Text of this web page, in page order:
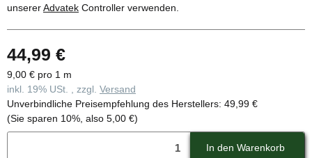
unsererAdvatek Controller verwenden.
44,99 €
9,00 € pro 1 m
inkl. 19% USt. , zzgl. Versand
Unverbindliche Preisempfehlung des Herstellers: 49,99 €
(Sie sparen 10%, also 5,00 €)
In den Warenkorb